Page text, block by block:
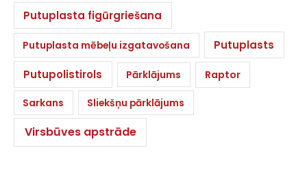
Putuplasta figūrgriešana
Putuplasta mēbeļu izgatavošana Putuplasts
Putupolistirols Pārklājums Raptor
Sarkans Sliekšņu pārklājums
Virsbūves apstrāde